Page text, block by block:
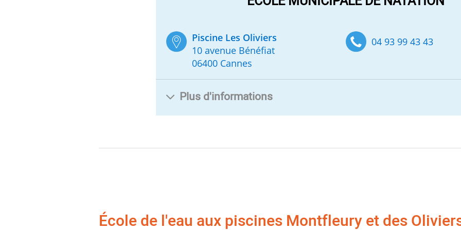
Piscine Les Oliviers
10 avenue Bénéfiat
06400 Cannes
04 93 99 43 43
Plus d'informations
École de l'eau aux piscines Montfleury et des